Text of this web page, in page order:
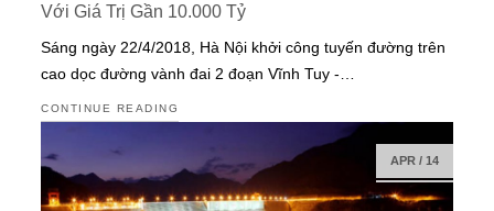
Với Giá Trị Gần 10.000 Tỷ
Sáng ngày 22/4/2018, Hà Nội khởi công tuyến đường trên
cao dọc đường vành đai 2 đoạn Vĩnh Tuy -…
CONTINUE READING
APR/ 14